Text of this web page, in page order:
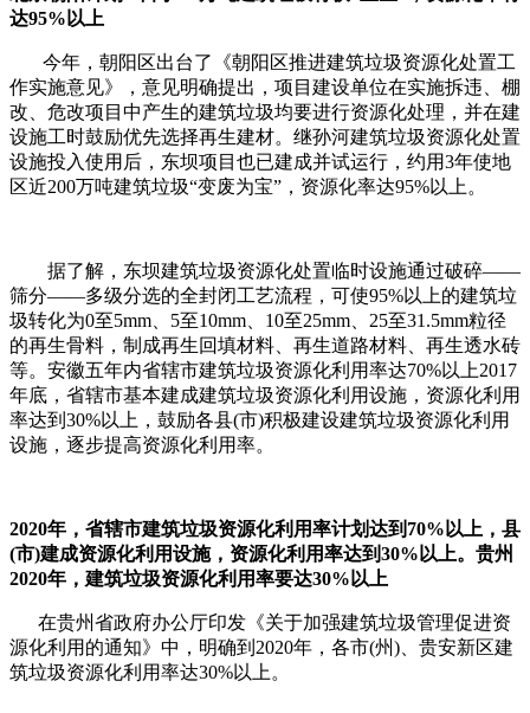
达95%以上
今年，朝阳区出台了《朝阳区推进建筑垃圾资源化处置工
作实施意见》，意见明确提出，项目建设单位在实施拆违、棚
改、危改项目中产生的建筑垃圾均要进行资源化处理，并在建
设施工时鼓励优先选择再生建材。继孙河建筑垃圾资源化处置
设施投入使用后，东坝项目也已建成并试运行，约用3年使地
区近200万吨建筑垃圾“变废为宝”，资源化率达95%以上。
据了解，东坝建筑垃圾资源化处置临时设施通过破碎——
筛分——多级分选的全封闭工艺流程，可使95%以上的建筑垃
圾转化为0至5mm、5至10mm、10至25mm、25至31.5mm粒径
的再生骨料，制成再生回填材料、再生道路材料、再生透水砖
等。安徽五年内省辖市建筑垃圾资源化利用率达70%以上2017
年底，省辖市基本建成建筑垃圾资源化利用设施，资源化利用
率达到30%以上，鼓励各县(市)积极建设建筑垃圾资源化利用
设施，逐步提高资源化利用率。
2020年，省辖市建筑垃圾资源化利用率计划达到70%以上，县
(市)建成资源化利用设施，资源化利用率达到30%以上。 贵州
2020年，建筑垃圾资源化利用率要达30%以上
在贵州省政府办公厅印发《关于加强建筑垃圾管理促进资
源化利用的通知》中，明确到2020年，各市(州)、贵安新区建
筑垃圾资源化利用率达30%以上。